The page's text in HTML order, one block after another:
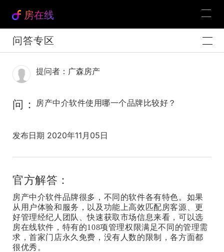
房在线
问答专区
提问者：广森房产
问： 房产中介软件使用哪一个品牌比较好？
发布日期 2020年11月05日
官方解答：
房产中介软件品牌很多，不同的软件各有特色。如果
从用户体验和服务，以及功能上高效匹配房客源、更
好管理经纪人团队、快速获取市场信息来看，可以选
房在线软件，特有的108项管理权限满足不同的管理需
求，首家门店永久免费，没有人数的限制，各方面都
很优秀。